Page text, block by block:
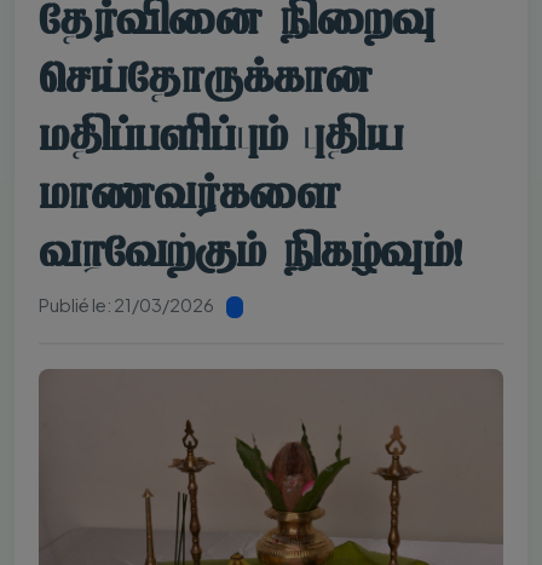
தேர்வினை நிறைவு
செய்தோருக்கான
மதிப்பளிப்பும் புதிய
மாணவர்களை
வரவேற்கும் நிகழ்வும்!
Publié le: 21/03/2026